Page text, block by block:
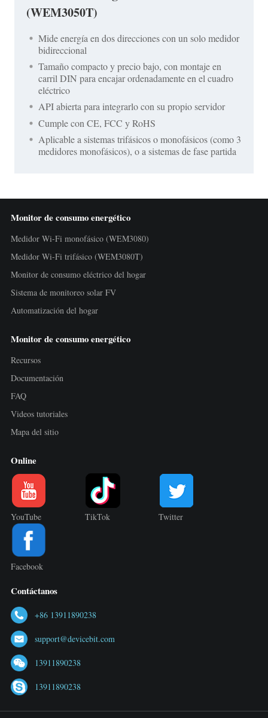
(WEM3050T)
Mide energía en dos direcciones con un solo medidor
bidireccional
Tamaño compacto y precio bajo, con montaje en
carril DIN para encajar ordenadamente en el cuadro
eléctrico
API abierta para integrarlo con su propio servidor
Cumple con CE, FCC y RoHS
Aplicable a sistemas trifásicos o monofásicos (como 3
medidores monofásicos), o a sistemas de fase partida
Monitor de consumo energético
Medidor Wi-Fi monofásico (WEM3080)
Medidor Wi-Fi trifásico (WEM3080T)
Monitor de consumo eléctrico del hogar
Sistema de monitoreo solar FV
Automatización del hogar
Monitor de consumo energético
Recursos
Documentación
FAQ
Videos tutoriales
Mapa del sitio
Online
YouTube TikTok Twitter
Facebook
Contáctanos
+86 13911890238
support@devicebit.com
13911890238
13911890238